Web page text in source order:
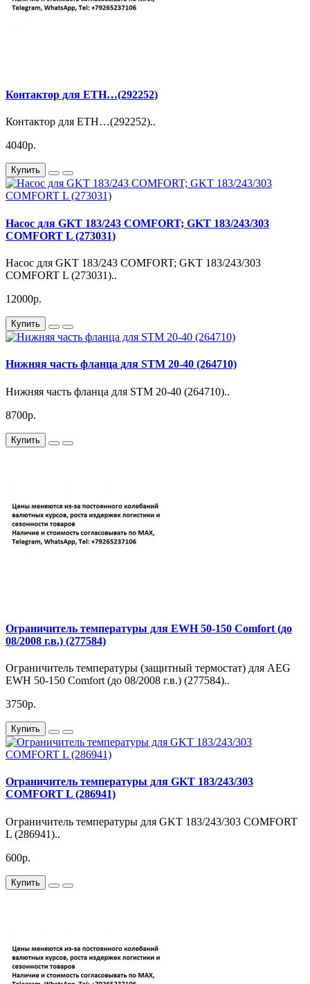
Контактор для ЕTH…(292252)
Контактор для ЕTH…(292252)..
4040р.
Купить
Насос для GKT 183/243 COMFORT; GKT 183/243/303
COMFORT L (273031)
Насос для GKT 183/243 COMFORT; GKT 183/243/303
COMFORT L (273031)..
12000р.
Купить
Нижняя часть фланца для STM 20-40 (264710)
Нижняя часть фланца для STM 20-40 (264710)..
8700р.
Купить
Ограничитель температуры для EWH 50-150 Comfort (до
08/2008 г.в.) (277584)
Ограничитель температуры (защитный термостат) для AEG
EWH 50-150 Comfort (до 08/2008 г.в.) (277584)..
3750р.
Купить
Ограничитель температуры для GKT 183/243/303
COMFORT L (286941)
Ограничитель температуры для GKT 183/243/303 COMFORT
L (286941)..
600р.
Купить